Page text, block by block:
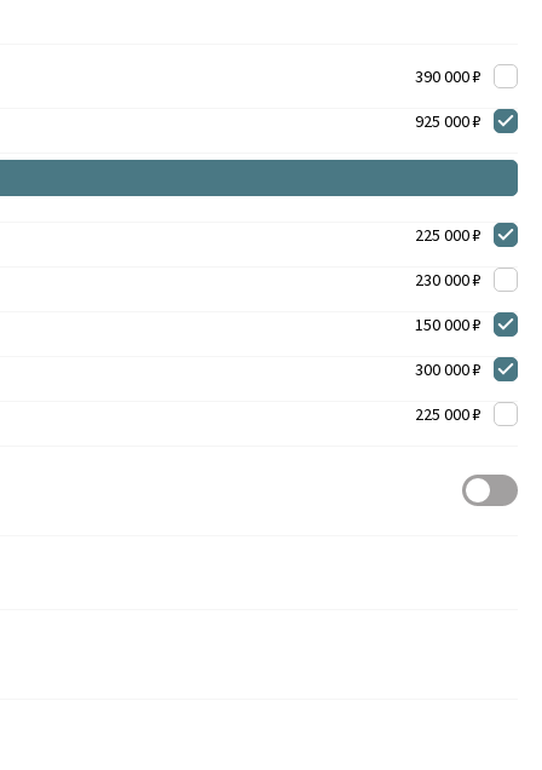
390 000 ₽
925 000 ₽
225 000 ₽
230 000 ₽
150 000 ₽
300 000 ₽
225 000 ₽